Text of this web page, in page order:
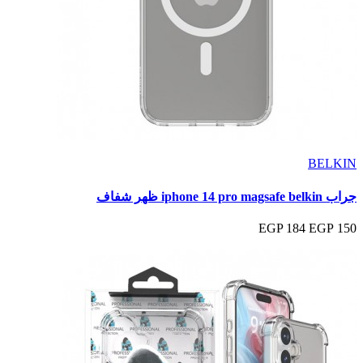
BELKIN
جراب iphone 14 pro magsafe belkin ظهر شفاف
150 EGP
184 EGP